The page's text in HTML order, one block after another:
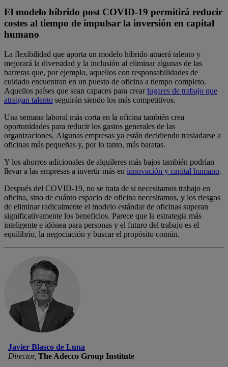
El modelo híbrido post COVID-19 permitirá reducir
costes al tiempo de impulsar la inversión en capital
humano
La flexibilidad que aporta un modelo híbrido atraerá talento y
mejorará la diversidad y la inclusión al eliminar algunas de las
barreras que, por ejemplo, aquellos con responsabilidades de
cuidado encuentran en un puesto de oficina a tiempo completo.
Aquellos países que sean capaces para crearlugares de trabajo que
atraigan talento seguirán siendo los más competitivos.
Una semana laboral más corta en la oficina también crea
oportunidades para reducir los gastos generales de las
organizaciones. Algunas empresas ya están decidiendo trasladarse a
oficinas más pequeñas y, por lo tanto, más baratas.
Y los ahorros adicionales de alquileres más bajos también podrían
llevar a las empresas a invertir más en innovación y capital humano.
Después del COVID-19, no se trata de si necesitamos trabajo en
oficina, sino de cuánto espacio de oficina necesitamos, y los riesgos
de eliminar radicalmente el modelo estándar de oficinas superan
significativamente los beneficios. Parece que la estrategia más
inteligente e idónea para personas y el futuro del trabajo es el
equilibrio, la negociación y buscar el propósito común.
Javier Blasco de Luna
Director, The Adecco Group Institute